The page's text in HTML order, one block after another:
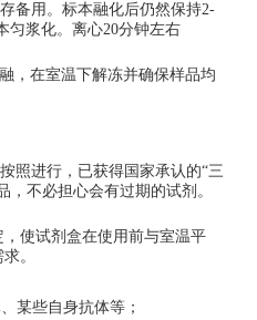
备用。标本融化后仍然保持2-
匀浆化。离心20分钟左右
，在室温下解冻并确保样品均
照进行，已获得国家承认的“三
不必担心会有过期的试剂。
使试剂盒在使用前与室温平
。
某些自身抗体等；